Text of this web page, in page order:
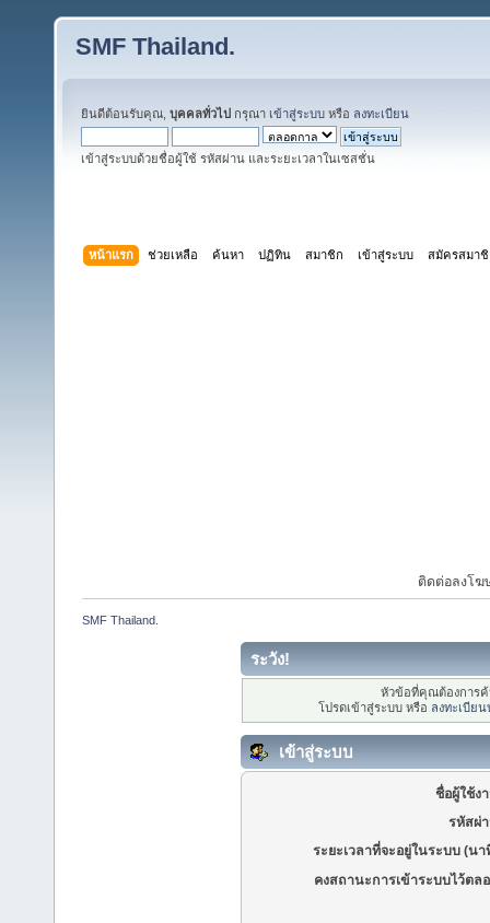
SMF Thailand.
ยินดีต้อนรับคุณ, บุคคลทั่วไป กรุณา เข้าสู่ระบบ หรือ ลงทะเบียน
เข้าสู่ระบบด้วยชื่อผู้ใช้ รหัสผ่าน และระยะเวลาในเซสชั่น
หน้าแรก ช่วยเหลือ ค้นหา ปฏิทิน สมาชิก เข้าสู่ระบบ สมัครสมา
ติดต่อลงโ
SMF Thailand.
ระวัง!
หัวข้อที่คุณต้องการ
โปรดเข้าสู่ระบบ หรือ ลงทะเบีย
เข้าสู่ระบบ
ชื่อผู้ใช้ง
รหัสผ่
ระยะเวลาที่จะอยู่ในระบบ (นา
คงสถานะการเข้าระบบไว้ตล